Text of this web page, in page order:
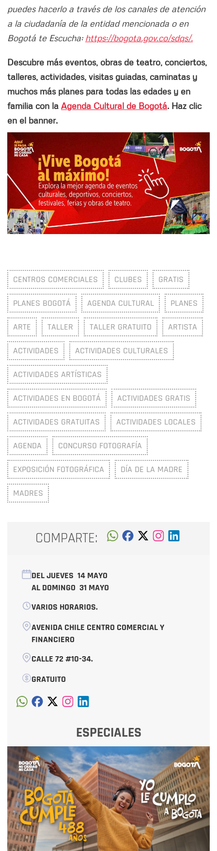
puedes hacerlo a través de los canales de atención
a la ciudadanía de la entidad mencionada o en
Bogotá te Escucha: https://bogota.gov.co/sdqs/.
Descubre más eventos, obras de teatro, conciertos,
talleres, actividades, visitas guiadas, caminatas y
muchos más planes para todas las edades y en
familia con la Agenda Cultural de Bogotá. Haz clic
en el banner.
CENTROS COMERCIALES CLUBES GRATIS
PLANES BOGOTÁ AGENDA CULTURAL PLANES
ARTE TALLER TALLER GRATUITO ARTISTA
ACTIVIDADES ACTIVIDADES CULTURALES
ACTIVIDADES ARTÍSTICAS
ACTIVIDADES EN BOGOTÁ ACTIVIDADES GRATIS
ACTIVIDADES GRATUITAS ACTIVIDADES LOCALES
AGENDA CONCURSO FOTOGRAFÍA
EXPOSICIÓN FOTOGRÁFICA DÍA DE LA MADRE
MADRES
COMPARTE:
DEL JUEVES 14 MAYO
AL DOMINGO 31 MAYO
VARIOS HORARIOS.
AVENIDA CHILE CENTRO COMERCIAL Y
FINANCIERO
CALLE 72 #10-34.
GRATUITO
ESPECIALES